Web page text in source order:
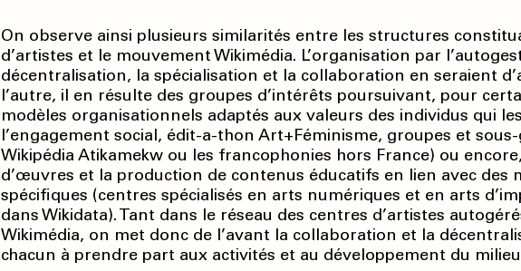
On observe ainsi plusieurs similarités entre les structures
d’artistes et le mouvement Wikimédia. L’organisation par
décentralisation, la spécialisation et la collaboration en seraient
l’autre, il en résulte des groupes d’intérêts poursuivant, pour
modèles organisationnels adaptés aux valeurs des individus qui
l’engagement social, édit-a-thon Art+Féminisme, groupes et
Wikipédia Atikamekw ou les francophonies hors France) ou
d’œuvres et la production de contenus éducatifs en lien avec des
spécifiques (centres spécialisés en arts numériques et en arts
dans Wikidata). Tant dans le réseau des centres d’artistes
Wikimédia, on met donc de l’avant la collaboration et la
chacun à prendre part aux activités et au développement du